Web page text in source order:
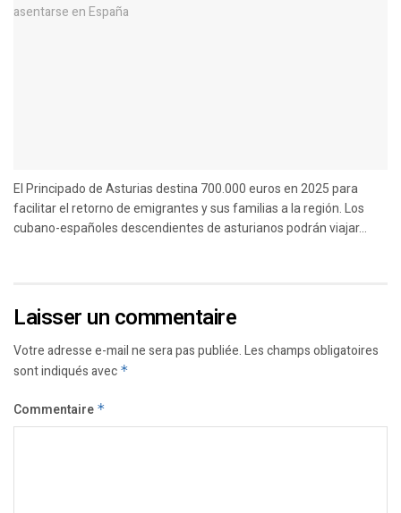
El Principado de Asturias destina 700.000 euros en 2025 para
facilitar el retorno de emigrantes y sus familias a la región. Los
cubano-españoles descendientes de asturianos podrán viajar...
Laisser un commentaire
Votre adresse e-mail ne sera pas publiée.Les champs obligatoires
sont indiqués avec *
Commentaire *